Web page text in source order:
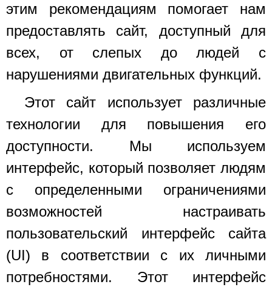
этим рекомендациям помогает нам
предоставлять сайт, доступный для
всех, от слепых до людей с
нарушениями двигательных функций.
Этот сайт использует различные
технологии для повышения его
доступности. Мы используем
интерфейс, который позволяет людям
с определенными ограничениями
возможностей настраивать
пользовательский интерфейс сайта
(UI) в соответствии с их личными
потребностями. Этот интерфейс